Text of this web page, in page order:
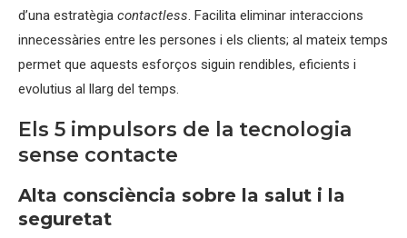
d’una estratègia contactless. Facilita eliminar interaccions
innecessàries entre les persones i els clients; al mateix temps
permet que aquests esforços siguin rendibles, eficients i
evolutius al llarg del temps.
Els 5 impulsors de la tecnologia
sense contacte
Alta consciència sobre la salut i la
seguretat